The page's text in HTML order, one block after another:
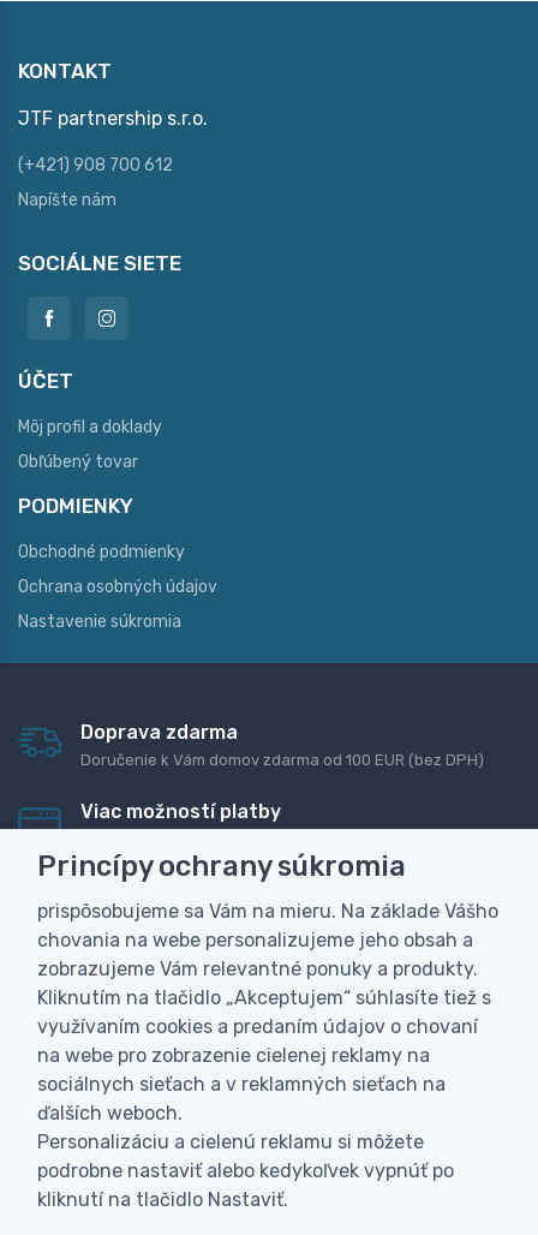
KONTAKT
JTF partnership s.r.o.
(+421) 908 700 612
Napíšte nám
SOCIÁLNE SIETE
ÚČET
Môj profil a doklady
Obľúbený tovar
PODMIENKY
Obchodné podmienky
Ochrana osobných údajov
Nastavenie súkromia
Doprava zdarma
Doručenie k Vám domov zdarma od 100 EUR (bez DPH)
Viac možností platby
dobierku
Personalizácia
Vyrobíme Vám vlastný originálny darček
Skúsenosť
Široký sortiment, z ktorého Vám pomôžeme vybrať
Princípy ochrany súkromia
prispôsobujeme sa Vám na mieru. Na základe Vášho
chovania na webe personalizujeme jeho obsah a
zobrazujeme Vám relevantné ponuky a produkty.
Kliknutím na tlačidlo „Akceptujem“ súhlasíte tiež s
využívaním cookies a predaním údajov o chovaní
na webe pro zobrazenie cielenej reklamy na
sociálnych sieťach a v reklamných sieťach na
ďalších weboch.
Personalizáciu a cielenú reklamu si môžete
podrobne nastaviť alebo kedykoľvek vypnúť po
kliknutí na tlačidlo Nastaviť.